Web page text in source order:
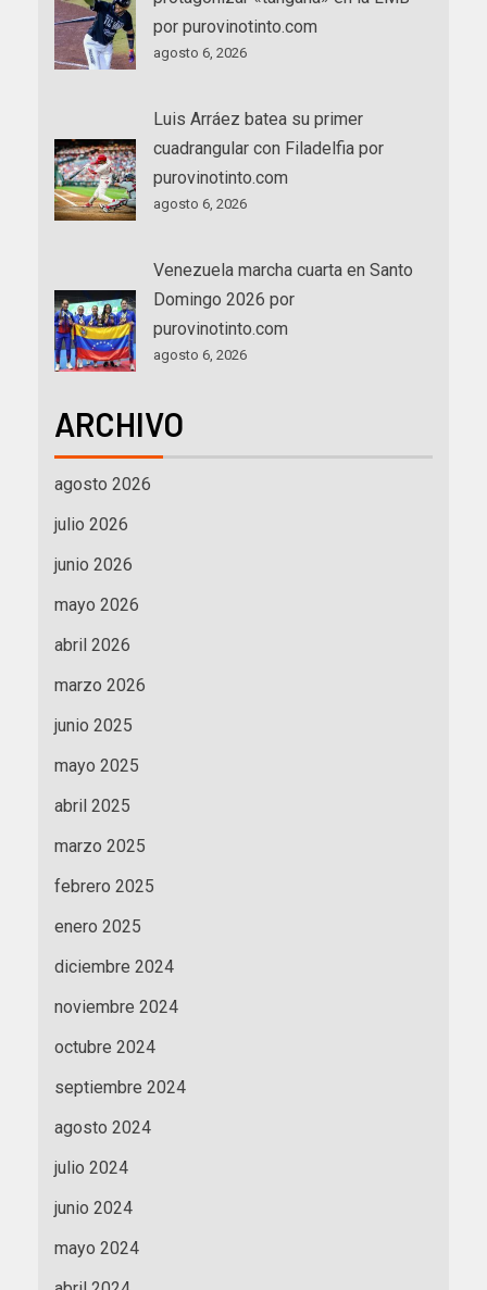
por purovinotinto.com
agosto 6, 2026
Luis Arráez batea su primer
cuadrangular con Filadelfia por
purovinotinto.com
agosto 6, 2026
Venezuela marcha cuarta en Santo
Domingo 2026 por
purovinotinto.com
agosto 6, 2026
ARCHIVO
agosto 2026
julio 2026
junio 2026
mayo 2026
abril 2026
marzo 2026
junio 2025
mayo 2025
abril 2025
marzo 2025
febrero 2025
enero 2025
diciembre 2024
noviembre 2024
octubre 2024
septiembre 2024
agosto 2024
julio 2024
junio 2024
mayo 2024